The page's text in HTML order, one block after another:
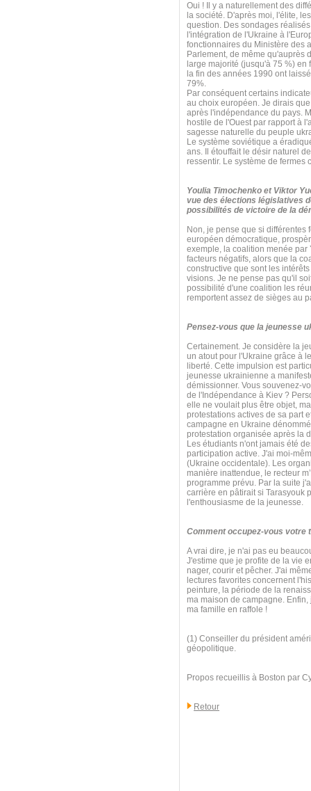
Oui ! Il y a naturellement des
la société. D'après moi, l'élite,
question. Des sondages
l'intégration de l'Ukraine à
fonctionnaires du Ministère des
Parlement, de même qu'auprès
large majorité (jusqu'à 75 %)
la fin des années 1990 ont
79%.
Par conséquent certains
au choix européen. Je dirais
après l'indépendance du pays.
hostile de l'Ouest par rapport à
sagesse naturelle du peuple
Le système soviétique a
ans. Il étouffait le désir naturel
ressentir. Le système de
Youlia Timochenko et Viktor
vue des élections législatives
possibilités de victoire de la
Non, je pense que si différentes
européen démocratique,
exemple, la coalition menée par
facteurs négatifs, alors que la
constructive que sont les
visions. Je ne pense pas qu'il
possibilité d'une coalition les
remportent assez de sièges au
Pensez-vous que la jeunesse
Certainement. Je considère la
un atout pour l'Ukraine grâce à
liberté. Cette impulsion est
jeunesse ukrainienne a
démissionner. Vous souvenez-
de l'Indépendance à Kiev ?
elle ne voulait plus être objet,
protestations actives de sa part
campagne en Ukraine
protestation organisée après la
Les étudiants n'ont jamais été
participation active. J'ai moi-
(Ukraine occidentale). Les
manière inattendue, le recteur
programme prévu. Par la suite
carrière en pâtirait si Tarasyouk
l'enthousiasme de la jeunesse.
Comment occupez-vous votre
A vrai dire, je n'ai pas eu
J'estime que je profite de la vie
nager, courir et pêcher. J'ai
lectures favorites concernent
peinture, la période de la
ma maison de campagne.
ma famille en raffole !
(1) Conseiller du président
géopolitique.
Propos recueillis à Boston par
Retour